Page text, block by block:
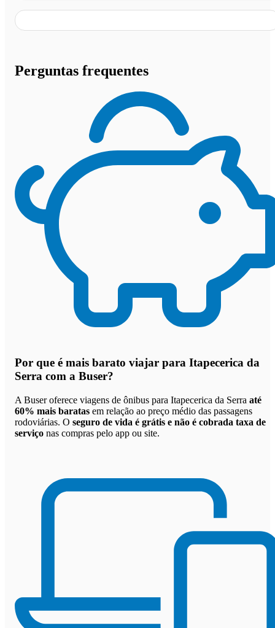
Perguntas frequentes
Por que é mais barato viajar para Itapecerica da
Serra com a Buser?
A Buser oferece viagens de ônibus para Itapecerica da Serra até
60% mais baratas em relação ao preço médio das passagens
rodoviárias. O seguro de vida é grátis e não é cobrada taxa de
serviço nas compras pelo app ou site.